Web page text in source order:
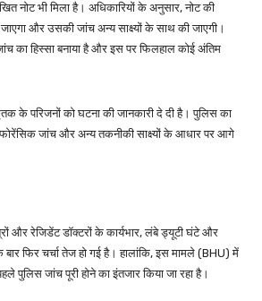
नोट भी मिला है। अधिकारियों के अनुसार, नोट की
जाएगा और उसकी जांच अन्य साक्ष्यों के साथ की जाएगी।
का हिस्सा बनाया है और इस पर फिलहाल कोई अंतिम
के परिजनों को घटना की जानकारी दे दी है। पुलिस का
फोरेंसिक जांच और अन्य तकनीकी साक्ष्यों के आधार पर आगे
और रेजिडेंट डॉक्टरों के कार्यभार, लंबे ड्यूटी घंटे और
फिर चर्चा तेज हो गई है। हालांकि, इस मामले (BHU) में
पुलिस जांच पूरी होने का इंतजार किया जा रहा है।